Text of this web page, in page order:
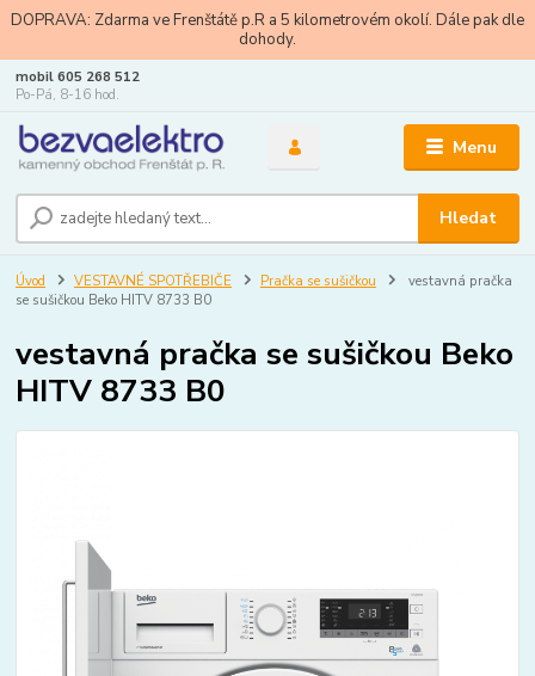
DOPRAVA: Zdarma ve Frenštátě p.R a 5 kilometrovém okolí. Dále pak dle
dohody.
Menu
Hledat
mobil 605 268 512
Po-Pá, 8-16 hod.
Úvod VESTAVNÉ SPOTŘEBIČE Pračka se sušičkou
vestavná pračka
se sušičkou Beko HITV 8733 B0
vestavná pračka se sušičkou Beko
HITV 8733 B0